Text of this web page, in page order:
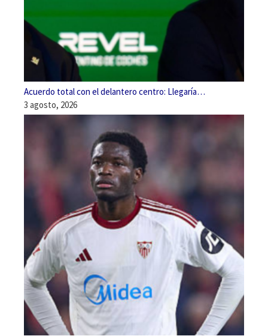
Acuerdo total con el delantero centro: Llegaría…
3 agosto, 2026